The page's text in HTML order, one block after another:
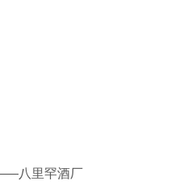
八里罕酒厂